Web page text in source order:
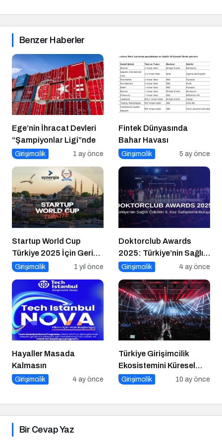
Benzer Haberler
Ege’nin İhracat Devleri
“Şampiyonlar Ligi”nde
Girişimcilik 1 ay önce
Fintek Dünyasında
Bahar Havası
Girişimcilik 5 ay önce
Startup World Cup
Türkiye 2025 İçin Geri
Sayım!
Girişimcilik 1 yıl önce
Doktorclub Awards
2025: Türkiye’nin Sağlık
Ödülleri 9. Kez
Girişimcilik 4 ay önce
Hayaller Masada
Kalmasın
Girişimcilik 4 ay önce
Türkiye Girişimcilik
Ekosistemini Küresel
Sahneye Taşıyan
Girişimcilik 10 ay önce
Bir Cevap Yaz